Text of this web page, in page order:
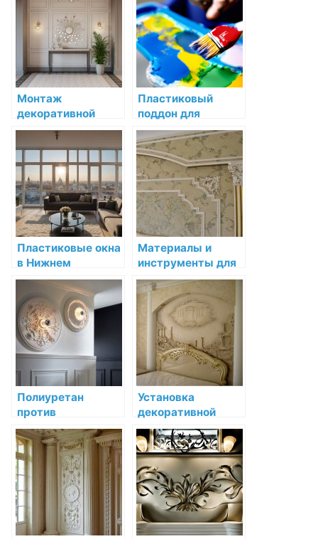
Монтаж
декоративной
лепнины на
стенах: подробное
руководство
Пластиковый
поддон для
покраски Sherwin
Willaims для
красок Sherwin-
Williams купить по
низкой цене в СПб
Пластиковые окна
в Нижнем
Новгороде: низкая
цена и высокое
качество
Материалы и
инструменты для
установки
декоративной
лепнины: полное
руководство
Полиуретан
против
дюрополимера:
как выбрать
материал лепных
изделий
Установка
декоративной
лепнины в
классическом
стиле: полное
руководство